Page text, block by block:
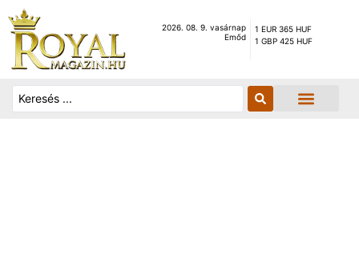
2026. 08. 9. vasárnap
Emőd
1 EUR 365 HUF
1 GBP 425 HUF